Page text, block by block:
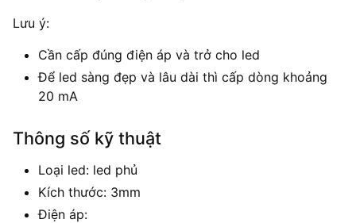
Lưu ý:
Cần cấp đúng điện áp và trở cho led
Để led sàng đẹp và lâu dài thì cấp dòng khoảng
20 mA
Thông số kỹ thuật
Loại led: led phủ
Kích thước: 3mm
Điện áp: